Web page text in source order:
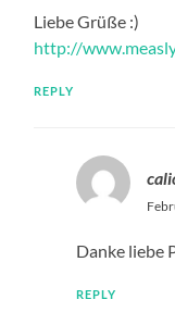
Liebe Grüße :)
http://
REPLY
Danke liebe
REPLY